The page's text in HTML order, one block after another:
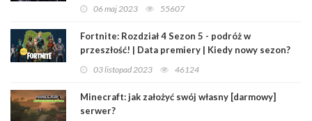
06 maj 2023 55607
Fortnite: Rozdział 4 Sezon 5 - podróż w
przeszłość! | Data premiery | Kiedy nowy sezon?
03 listopad 2023 46124
Minecraft: jak założyć swój własny [darmowy]
serwer?